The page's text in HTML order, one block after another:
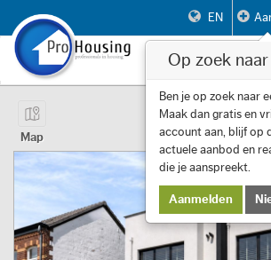
EN
Pagina 1 van 14 Item 1 tot 10 van 133
Map
First Previous
Op zoek
Ben je op zoek naar
Maak dan gratis en
account aan, blijf op
actuele aanbod en
die je aanspreekt.
Aanmelden